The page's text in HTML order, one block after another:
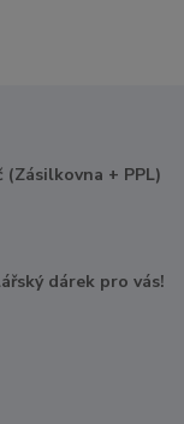
(Zásilkovna + PPL)
dárek pro vás!